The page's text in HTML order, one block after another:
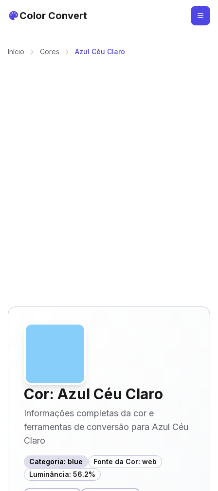
Color Convert
Início Cores Azul Céu Claro
Cor: Azul Céu Claro
Informações completas da cor e
ferramentas de conversão para Azul Céu
Claro
Categoria: blue Fonte da Cor: web
Luminância: 56.2%